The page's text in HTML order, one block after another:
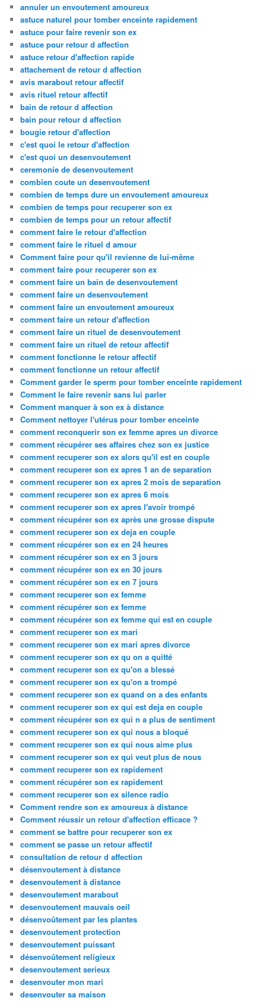
annuler un envoutement amoureux
astuce naturel pour tomber enceinte rapidement
astuce pour faire revenir son ex
astuce pour retour d affection
astuce retour d'affection rapide
attachement de retour d affection
avis marabout retour affectif
avis rituel retour affectif
bain de retour d affection
bain pour retour d affection
bougie retour d'affection
c'est quoi le retour d'affection
c'est quoi un desenvoutement
ceremonie de desenvoutement
combien coute un desenvoutement
combien de temps dure un envoutement amoureux
combien de temps pour recuperer son ex
combien de temps pour un retour affectif
comment faire le retour d'affection
comment faire le rituel d amour
Comment faire pour qu'il revienne de lui-même
comment faire pour recuperer son ex
comment faire un bain de desenvoutement
comment faire un desenvoutement
comment faire un envoutement amoureux
comment faire un retour d'affection
comment faire un rituel de desenvoutement
comment faire un rituel de retour affectif
comment fonctionne le retour affectif
comment fonctionne un retour affectif
Comment garder le sperm pour tomber enceinte rapidement
Comment le faire revenir sans lui parler
Comment manquer à son ex à distance
Comment nettoyer l'utérus pour tomber enceinte
comment reconquerir son ex femme apres un divorce
comment récupérer ses affaires chez son ex justice
comment recuperer son ex alors qu'il est en couple
comment recuperer son ex apres 1 an de separation
comment recuperer son ex apres 2 mois de separation
comment recuperer son ex apres 6 mois
comment recuperer son ex apres l'avoir trompé
comment récupérer son ex après une grosse dispute
comment recuperer son ex deja en couple
comment récupérer son ex en 24 heures
comment récupérer son ex en 3 jours
comment récupérer son ex en 30 jours
comment récupérer son ex en 7 jours
comment recuperer son ex femme
comment récupérer son ex femme
comment récupérer son ex femme qui est en couple
comment recuperer son ex mari
comment recuperer son ex mari apres divorce
comment recuperer son ex qu on a quitté
comment recuperer son ex qu'on a blessé
comment recuperer son ex qu'on a trompé
comment recuperer son ex quand on a des enfants
comment recuperer son ex qui est deja en couple
comment récupérer son ex qui n a plus de sentiment
comment recuperer son ex qui nous a bloqué
comment recuperer son ex qui nous aime plus
comment recuperer son ex qui veut plus de nous
comment recuperer son ex rapidement
comment récupérer son ex rapidement
comment recuperer son ex silence radio
Comment rendre son ex amoureux à distance
Comment réussir un retour d'affection efficace ?
comment se battre pour recuperer son ex
comment se passe un retour affectif
consultation de retour d affection
désenvoutement à distance
desenvoutement à distance
desenvoutement marabout
desenvoutement mauvais oeil
désenvoûtement par les plantes
desenvoutement protection
desenvoutement puissant
désenvoûtement religieux
desenvoutement serieux
desenvouter mon mari
desenvouter sa maison